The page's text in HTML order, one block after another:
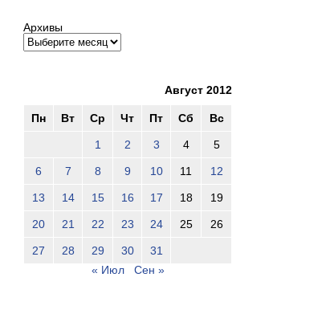
Архивы
Август 2012
Пн Вт Ср Чт Пт Сб Вс
1 2 3 4 5
6 7 8 9 10 11 12
13 14 15 16 17 18 19
20 21 22 23 24 25 26
27 28 29 30
31
« Июл
Сен »